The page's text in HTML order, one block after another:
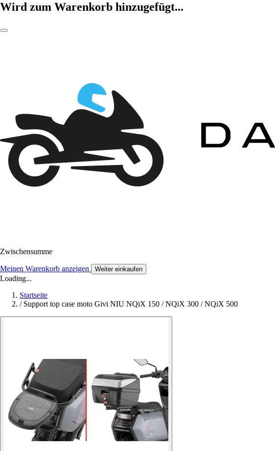
Wird zum Warenkorb hinzugefügt...
Zwischensumme
Meinen Warenkorb anzeigen Weiter einkaufen
Loading...
Startseite
/ Support top case moto Givi NIU NQiX 150 / NQiX 300 / NQiX 500